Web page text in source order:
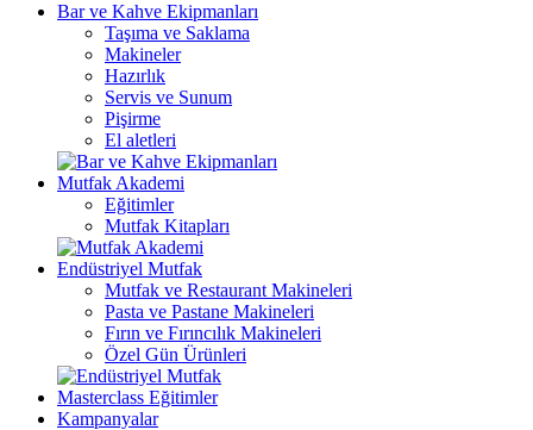
Bar ve Kahve Ekipmanları
Taşıma ve Saklama
Makineler
Hazırlık
Servis ve Sunum
Pişirme
El aletleri
Mutfak Akademi
Eğitimler
Mutfak Kitapları
Endüstriyel Mutfak
Mutfak ve Restaurant Makineleri
Pasta ve Pastane Makineleri
Fırın ve Fırıncılık Makineleri
Özel Gün Ürünleri
Masterclass Eğitimler
Kampanyalar